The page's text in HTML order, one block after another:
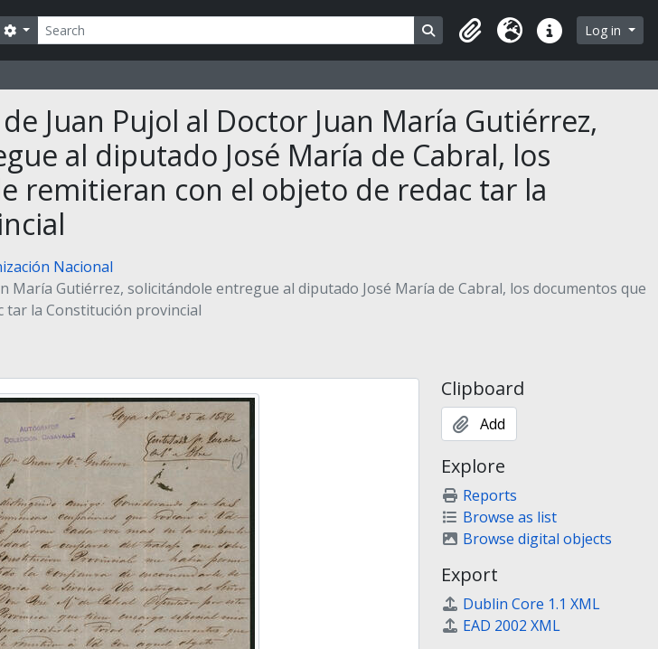
Search options Search in browse page
ClipboardLanguageQuick linksLog in
Juan Pujol al Doctor Juan Ma­ría Gutiérrez,
al diputado José María de Cabral, los
remitieran con el objeto de redac­ tar la
Nacional
Ma­ría Gutiérrez, solicitándole entregue al diputado José María de Cabral, los documentos que
tar la Constitución provincial
Clipboard
Add
Explore
Reports
Browse as list
Browse digital objects
Export
Dublin Core 1.1 XML
EAD 2002 XML